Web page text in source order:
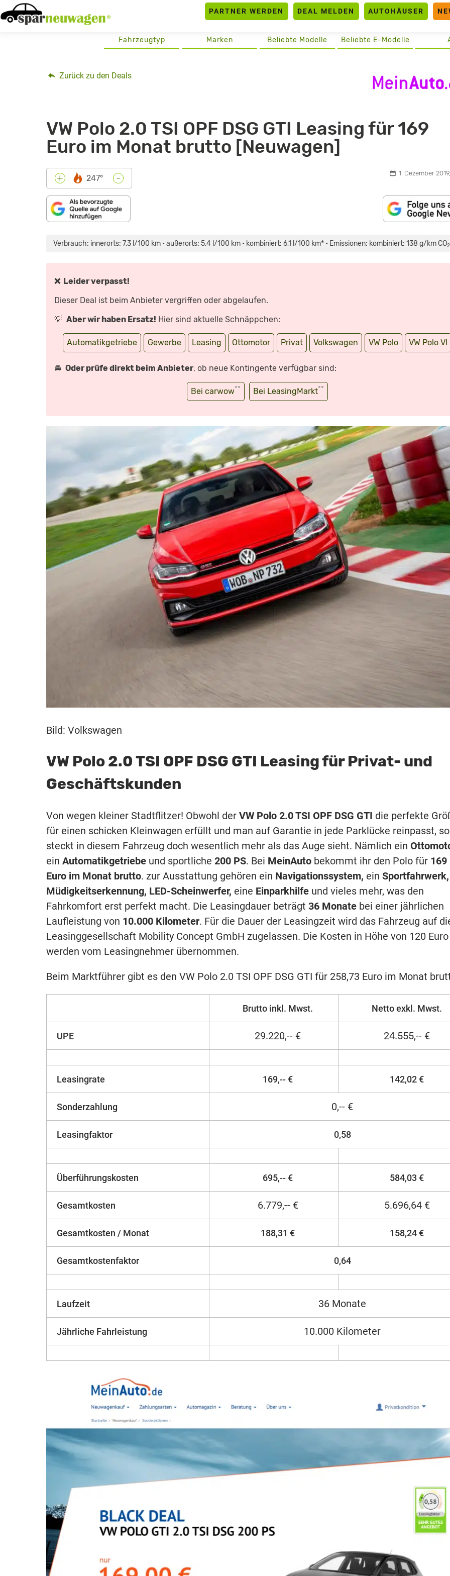
Skip
to
PARTNER WERDEN DEAL MELDEN AUTOHÄUSER
Beliebte E-Modelle
Beliebte Modelle
Marken
Fahrzeugtyp
Zurück zu den Deals
VW Polo 2.0 TSI OPF DSG GTI Leasing für 169
Euro im Monat brutto [Neuwagen]
+ 247° - 1. Dezember
Verbrauch: innerorts: 7,3 l/100 km • außerorts: 5,4 l/100 km • kombiniert: 6,1 l/100 km* • Emissionen: kombiniert: 138 g/km CO2
❌ Leider verpasst!
Dieser Deal ist beim Anbieter vergriffen oder abgelaufen.
💡 Aber wir haben Ersatz! Hier sind aktuelle Schnäppchen:
Automatikgetriebe Gewerbe Leasing Ottomotor Privat Volkswagen VW Polo VW Polo VI
🚘 Oder prüfe direkt beim Anbieter, ob neue Kontingente verfügbar sind:
Bei carwow** Bei LeasingMarkt**
Bild: Volkswagen
VW Polo 2.0 TSI OPF DSG GTI Leasing für Privat- und
Geschäftskunden
Von wegen kleiner Stadtflitzer! Obwohl der VW Polo 2.0 TSI OPF DSG GTI die perfekte
für einen schicken Kleinwagen erfüllt und man auf Garantie in jede Parklücke reinpasst, so
steckt in diesem Fahrzeug doch wesentlich mehr als das Auge sieht. Nämlich ein
ein Automatikgetriebe und sportliche 200 PS. Bei MeinAuto bekommt ihr den Polo für 169
Euro im Monat brutto. zur Ausstattung gehören ein Navigationssystem, ein Sportfahrwerk,
Müdigkeitserkennung, LED-Scheinwerfer, eine Einparkhilfe und vieles mehr, was den
Fahrkomfort erst perfekt macht. Die Leasingdauer beträgt 36 Monate bei einer jährlichen
Laufleistung von 10.000 Kilometer. Für die Dauer der Leasingzeit wird das Fahrzeug auf
Leasinggesellschaft Mobility Concept GmbH zugelassen. Die Kosten in Höhe von 120 Euro
werden vom Leasingnehmer übernommen.
Beim Marktführer gibt es den VW Polo 2.0 TSI OPF DSG GTI für 258,73 Euro im Monat
Brutto inkl. Mwst. Netto exkl. Mwst.
UPE 29.220,-- € 24.555,-- €
Leasingrate 169,-- € 142,02 €
Sonderzahlung 0,-- €
Leasingfaktor 0,58
Überführungskosten 695,-- € 584,03 €
Gesamtkosten 6.779,-- € 5.696,64 €
Gesamtkosten / Monat 188,31 € 158,24 €
Gesamtkostenfaktor 0,64
Laufzeit 36 Monate
Jährliche Fahrleistung 10.000 Kilometer
GTI
VS.
VS.
(2018)
YOUTUBE